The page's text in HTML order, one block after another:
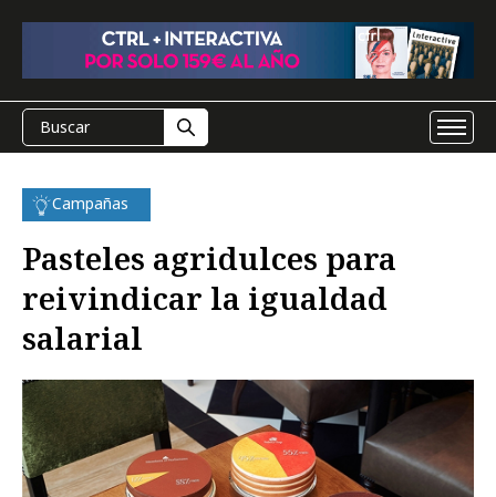
Campañas
Pasteles agridulces para
reivindicar la igualdad
salarial